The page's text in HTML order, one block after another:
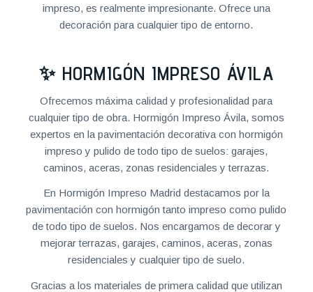
impreso, es realmente impresionante. Ofrece una
decoración para cualquier tipo de entorno.
✨ HORMIGÓN IMPRESO ÁVILA
Ofrecemos máxima calidad y profesionalidad para
cualquier tipo de obra. Hormigón Impreso Ávila, somos
expertos en la pavimentación decorativa con hormigón
impreso y pulido de todo tipo de suelos: garajes,
caminos, aceras, zonas residenciales y terrazas.
En Hormigón Impreso Madrid destacamos por la
pavimentación con hormigón tanto impreso como pulido
de todo tipo de suelos. Nos encargamos de decorar y
mejorar terrazas, garajes, caminos, aceras, zonas
residenciales y cualquier tipo de suelo.
Gracias a los materiales de primera calidad que utilizan